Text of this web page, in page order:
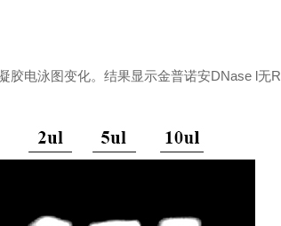
胶电泳图变化。结果显示金普诺安DNase l无